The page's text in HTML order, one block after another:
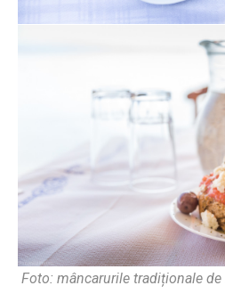
Foto: mâncarurile tradiționale